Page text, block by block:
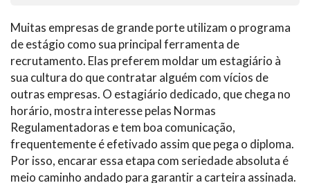
Muitas empresas de grande porte utilizam o programa
de estágio como sua principal ferramenta de
recrutamento. Elas preferem moldar um estagiário à
sua cultura do que contratar alguém com vícios de
outras empresas. O estagiário dedicado, que chega no
horário, mostra interesse pelas Normas
Regulamentadoras e tem boa comunicação,
frequentemente é efetivado assim que pega o diploma.
Por isso, encarar essa etapa com seriedade absoluta é
meio caminho andado para garantir a carteira assinada.